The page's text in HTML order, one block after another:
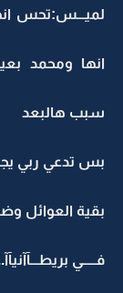
لميـــس:تحس
انها ومحمد
سبب هالبعد
بس تدعي ربي
بقية العوائل
فـــــي